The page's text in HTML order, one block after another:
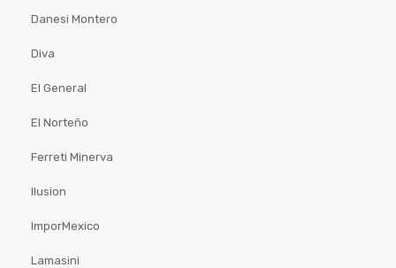
Danesi Montero
Diva
El General
El Norteño
Ferreti Minerva
Ilusion
ImporMexico
Lamasini